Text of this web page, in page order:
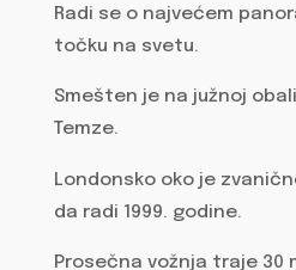
Radi se o najvećem
točku na svetu.
Smešten je na južnoj
Temze.
Londonsko oko je
da radi 1999. godine.
Prosečna vožnja traje 30